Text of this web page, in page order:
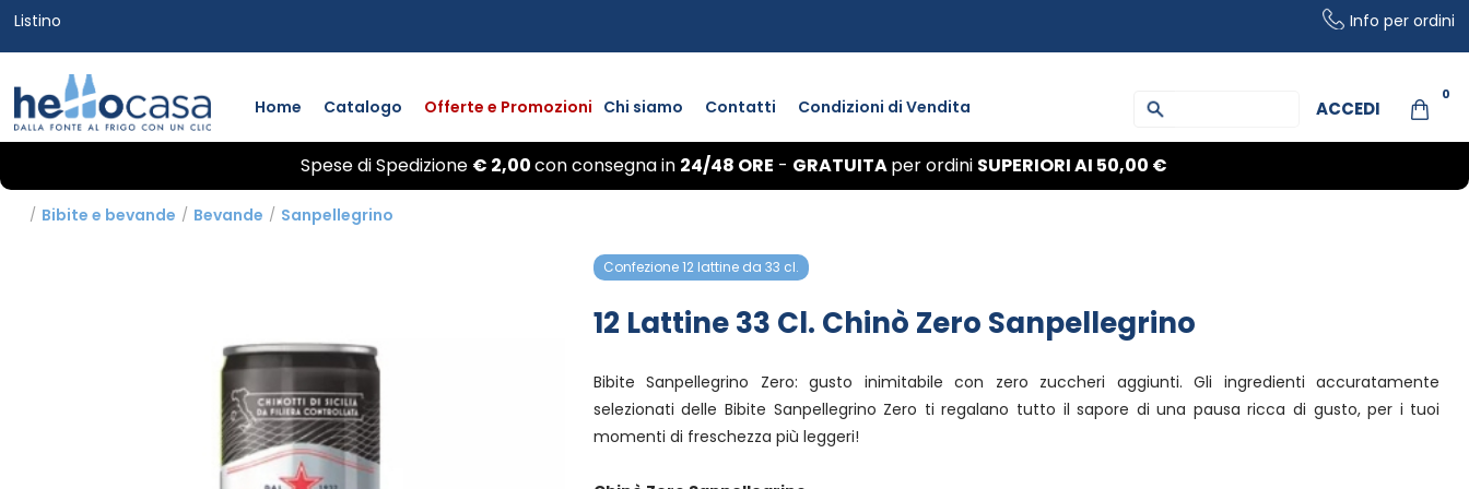
Listino Info per ordini
Home Catalogo Offerte e Promozioni Chi siamo Contatti Condizioni di Vendita
0
ACCEDI
Spese diSpedizione € 2,00conconsegnain 24/48 ORE - GRATUITAper ordini SUPERIORI AI 50,00 €
/ Bibite e bevande / Bevande / Sanpellegrino
Confezione 12 lattine da 33 cl.
12 Lattine 33 Cl. Chinò Zero Sanpellegrino
Bibite Sanpellegrino Zero: gusto inimitabile con zero zuccheri aggiunti. Gli ingredienti accuratamente
selezionati delle Bibite Sanpellegrino Zero ti regalano tutto il sapore di una pausa ricca di gusto, per i tuoi
momenti di freschezza più leggeri!